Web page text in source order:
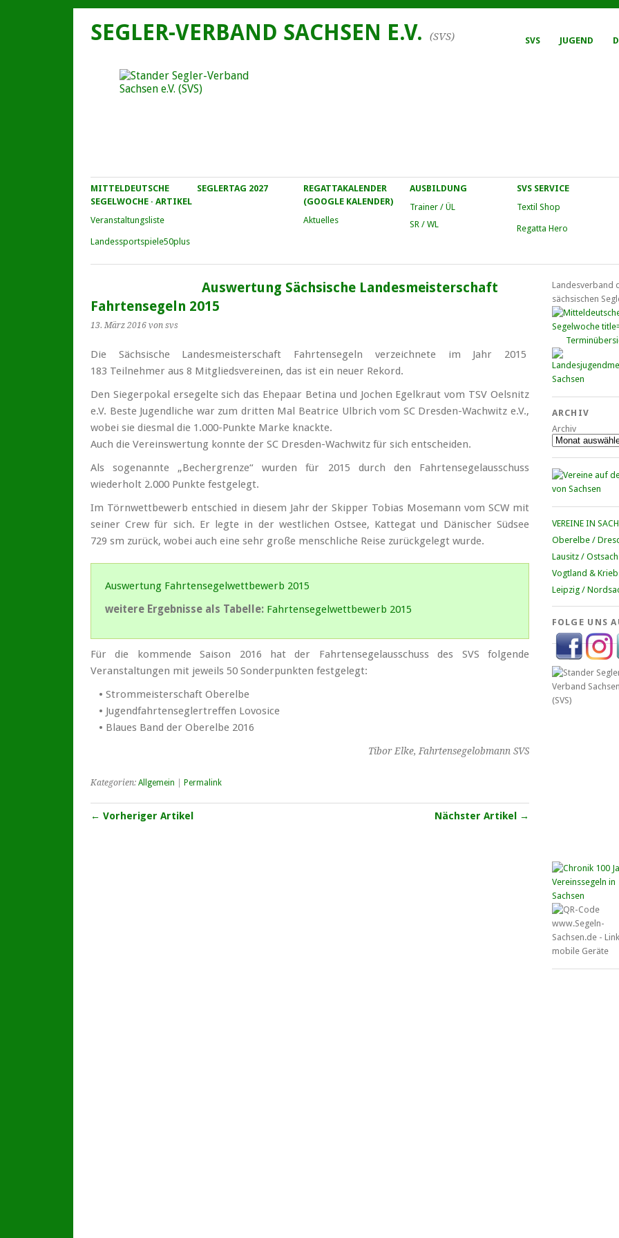
SVS JUGEND
SEGLER-VERBAND SACHSEN E.V. (SVS)
MITTELDEUTSCHE
SEGELWOCHE · ARTIKEL
Veranstaltungs­liste
Landessportspiele50plus
SEGLERTAG 2027
REGATTAKALENDER
(GOOGLE KALENDER)
Aktuelles
AUSBILDUNG
Trainer / ÜL
SR / WL
SVS SERVICE
Textil Shop
Regatta Hero
Auswertung Sächsische Landesmeisterschaft
Fahrtensegeln 2015
13. März 2016 von svs
Die Sächsische Landesmeisterschaft Fahrtensegeln verzeichnete im Jahr 2015
183 Teilnehmer aus 8 Mitglieds­vereinen, das ist ein neuer Rekord.
Den Siegerpokal ersegelte sich das Ehepaar Betina und Jochen Egelkraut vom TSV Oelsnitz
e.V. Beste Jugendliche war zum dritten Mal Beatrice Ulbrich vom SC Dresden-Wachwitz e.V.,
wobei sie diesmal die 1.000-Punkte Marke knackte.
Auch die Vereinswertung konnte der SC Dresden-Wachwitz für sich entscheiden.
Als sogenannte „Bechergrenze“ wurden für 2015 durch den Fahrtensegelausschuss
wiederholt 2.000 Punkte festgelegt.
Im Törnwettbewerb entschied in diesem Jahr der Skipper Tobias Mosemann vom SCW mit
seiner Crew für sich. Er legte in der westlichen Ostsee, Kattegat und Dänischer Südsee
729 sm zurück, wobei auch eine sehr große menschliche Reise zurückgelegt wurde.
Auswertung Fahrtensegelwettbewerb 2015
weitere Ergebnisse als Tabelle: Fahrtensegelwettbewerb 2015
Für die kommende Saison 2016 hat der Fahrtensegelausschuss des SVS folgende
Veranstaltungen mit jeweils 50 Sonderpunkten festgelegt:
• Strommeisterschaft Oberelbe
• Jugendfahrtenseglertreffen Lovosice
• Blaues Band der Oberelbe 2016
Tibor Elke, Fahrtensegelobmann SVS
Kategorien: Allgemein Permalink
← Vorheriger Artikel Nächster Artikel →
Landesverband
sächsischen
ARCHIV
Archiv
VEREINE IN
Oberelbe /
Lausitz /
Vogtland &
Leipzig /
FOLGE UNS